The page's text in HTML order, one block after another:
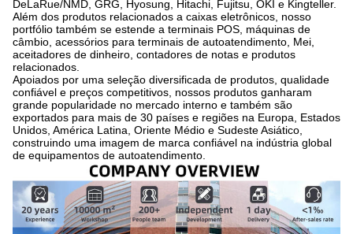
DeLaRue/NMD, GRG, Hyosung, Hitachi, Fujitsu, OKI e Kingteller.
Além dos produtos relacionados a caixas eletrônicos, nosso
portfólio também se estende a terminais POS, máquinas de
câmbio, acessórios para terminais de autoatendimento, Mei,
aceitadores de dinheiro, contadores de notas e produtos
relacionados.
Apoiados por uma seleção diversificada de produtos, qualidade
confiável e preços competitivos, nossos produtos ganharam
grande popularidade no mercado interno e também são
exportados para mais de 30 países e regiões na Europa, Estados
Unidos, América Latina, Oriente Médio e Sudeste Asiático,
construindo uma imagem de marca confiável na indústria global
de equipamentos de autoatendimento.